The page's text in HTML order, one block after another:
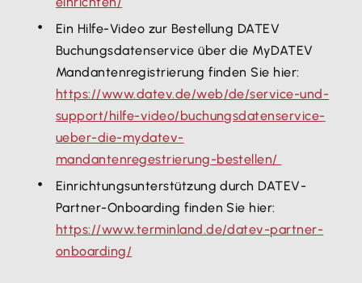
Ein Hilfe-Video zur Bestellung DATEV
Buchungsdatenservice über die MyDATEV
Mandantenregistrierung finden Sie hier:
https://www.datev.de/web/de/service-und-
support/hilfe-video/buchungsdatenservice-
ueber-die-mydatev-
mandantenregestrierung-bestellen/
Einrichtungsunterstützung durch DATEV-
Partner-Onboarding finden Sie hier:
https://www.terminland.de/datev-partner-
onboarding/